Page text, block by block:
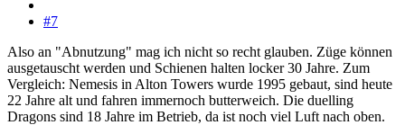
#7
Also an "Abnutzung" mag ich nicht so recht glauben. Züge können
ausgetauscht werden und Schienen halten locker 30 Jahre. Zum
Vergleich: Nemesis in Alton Towers wurde 1995 gebaut, sind heute
22 Jahre alt und fahren immernoch butterweich. Die duelling
Dragons sind 18 Jahre im Betrieb, da ist noch viel Luft nach oben.